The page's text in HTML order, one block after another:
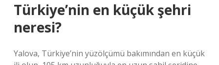
Türkiye’nin en küçük şehri
neresi?
Yalova, Türkiye’nin yüzölçümü bakımından en küçük